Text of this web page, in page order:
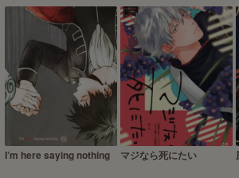
I’m here saying nothing マジなら死にたい